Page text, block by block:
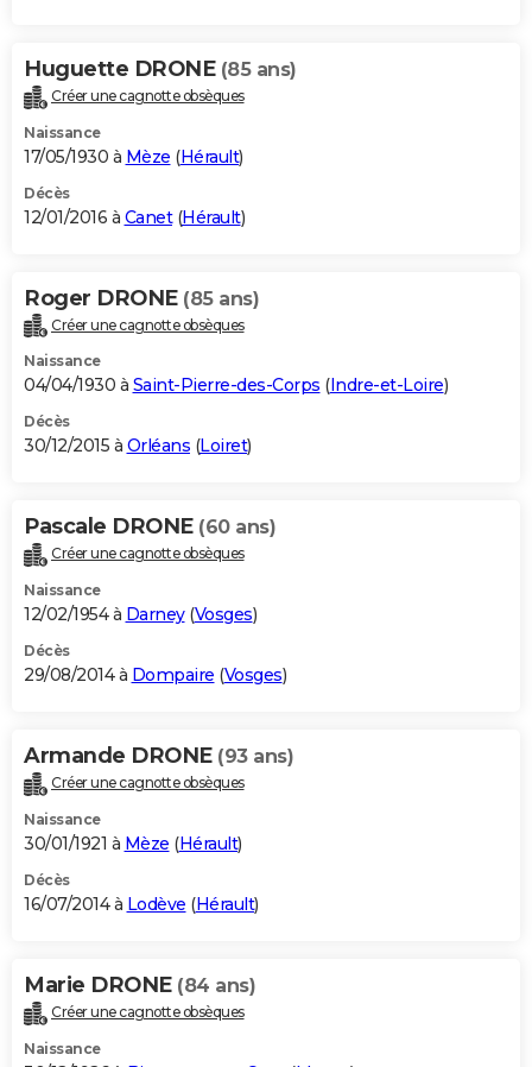
Huguette DRONE (85 ans)
Créer une cagnotte obsèques
Naissance
17/05/1930 à Mèze (Hérault)
Décès
12/01/2016 à Canet(Hérault)
Roger DRONE (85 ans)
Créer une cagnotte obsèques
Naissance
04/04/1930 à Saint-Pierre-des-Corps (Indre-et-Loire)
Décès
30/12/2015 à Orléans (Loiret)
Pascale DRONE (60 ans)
Créer une cagnotte obsèques
Naissance
12/02/1954 à Darney(Vosges)
Décès
29/08/2014 à Dompaire (Vosges)
Armande DRONE (93 ans)
Créer une cagnotte obsèques
Naissance
30/01/1921 à Mèze (Hérault)
Décès
16/07/2014 à Lodève (Hérault)
Marie DRONE (84 ans)
Créer une cagnotte obsèques
Naissance